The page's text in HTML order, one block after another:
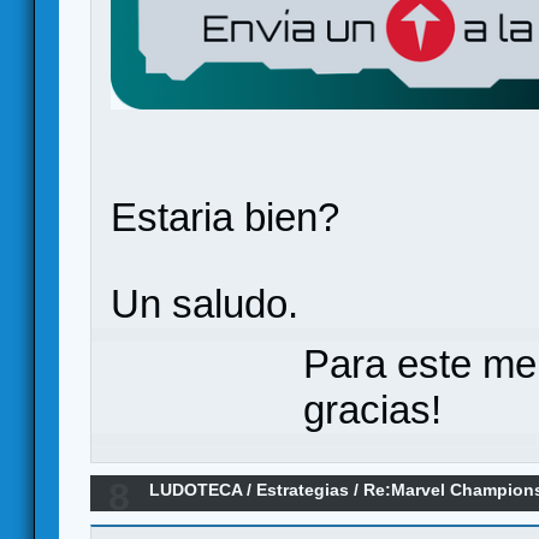
Estaria bien?
Un saludo.
Para este
gracias!
LUDOTECA/ Estrategias / Re:Marvel